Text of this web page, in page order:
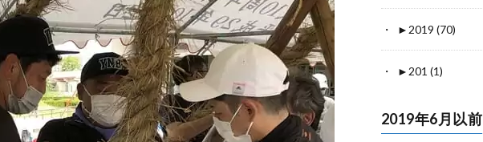
► 2019 (70)
► 201 (1)
2019年6月以前